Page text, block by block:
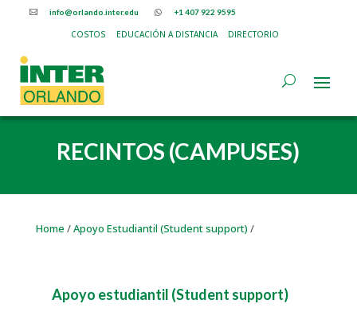
 info@orlando.inter.edu  +1 407 922 9595
COSTOS EDUCACIÓN A DISTANCIA DIRECTORIO
RECINTOS (CAMPUSES)
Home /Apoyo Estudiantil (Student support) /
Apoyo estudiantil (Student support)